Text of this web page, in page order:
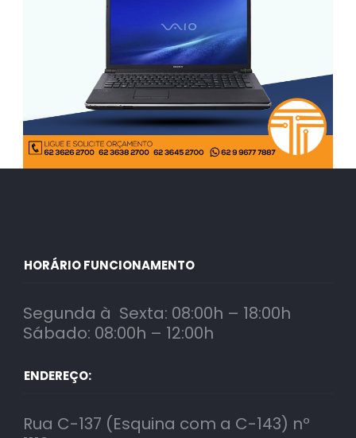
HORÁRIO FUNCIONAMENTO
Segunda à Sexta: 08:00h – 18:00h
Sábado: 08:00h – 12:00h
ENDEREÇO:
Rua C-137 (Esquina com a C-143) nº